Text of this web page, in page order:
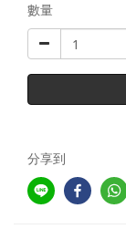
數量
分享到